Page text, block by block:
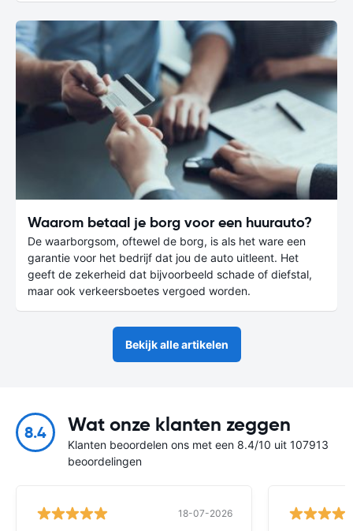
Waarom betaal je borg voor een huurauto?
De waarborgsom, oftewel de borg, is als het ware een
garantie voor het bedrijf dat jou de auto uitleent. Het
geeft de zekerheid dat bijvoorbeeld schade of diefstal,
maar ook verkeersboetes vergoed worden.
Bekijk alle artikelen
8.4 Wat onze klanten zeggen
Klanten beoordelen ons met een 8.4/10 uit 107913
beoordelingen
18-07-2026